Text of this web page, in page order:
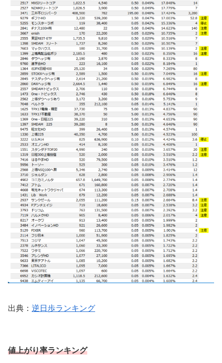
出典： 逆日歩ランキング
値上がり率ランキング